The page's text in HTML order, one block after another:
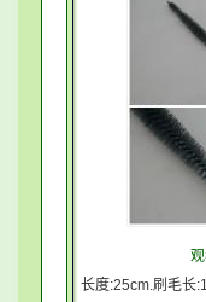
长度:25cm.刷毛长